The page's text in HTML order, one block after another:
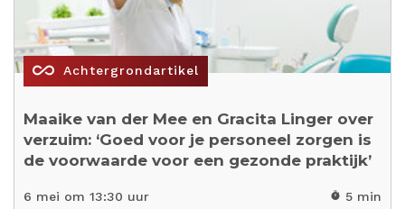
all_inclusive Achtergrondartikel
Maaike van der Mee en Gracita Linger over
verzuim: ‘Goed voor je personeel zorgen is
de voorwaarde voor een gezonde praktijk’
6 mei om 13:30 uur timer 5 min